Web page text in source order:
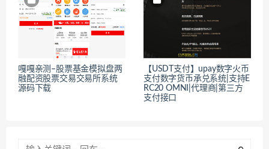
嘎嘎亲测–股票基金模拟盘两
融配资股票交易交易所系统
源码下载
【USDT支付】upay数字火币
支付数字货币承兑系统|支持E
RC20 OMNI|代理商|第三方
支付接口